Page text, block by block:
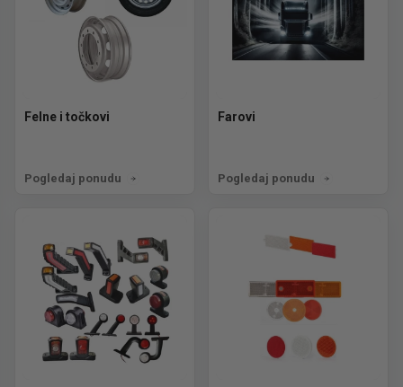
Felne i točkovi
Pogledaj ponudu
Farovi
Pogledaj ponudu